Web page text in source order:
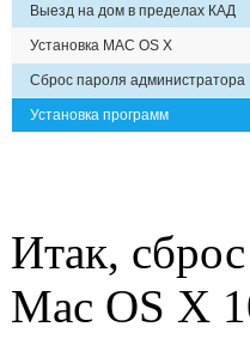
Выезд на дом в пределах КАД
Установка MAC OS X
Сброс пароля администратора
Установка программ
Итак,
Mac OS X